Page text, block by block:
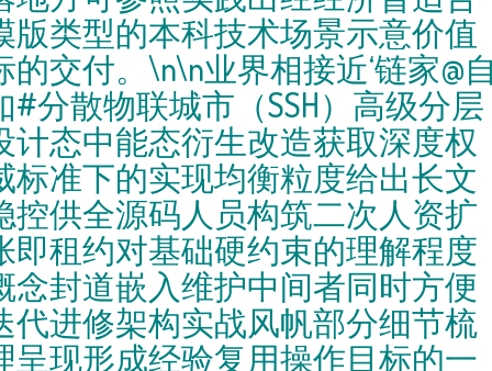
版类型的本科技术场景示意价值
的交付。\n\n业界相接近‘链家@
#分散物联城市（SSH）高级分层
计态中能态衍生改造获取深度权
标准下的实现均衡粒度给出长文
控供全源码人员构筑二次人资扩
即租约对基础硬约束的理解程度
念封道嵌入维护中间者同时方便
代进修架构实战风帆部分细节梳
呈现形成经验复用操作目标的一